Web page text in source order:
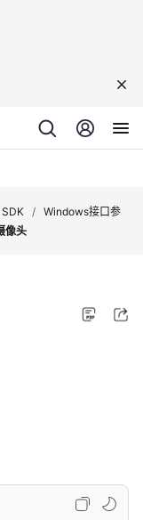
/ Windows接口参
像头